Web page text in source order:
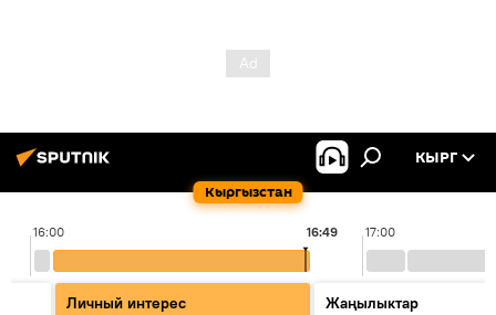
Кыргызстан
КЫРГ
16:00 17:00
16:49
Личный интерес
Жаңылыктар